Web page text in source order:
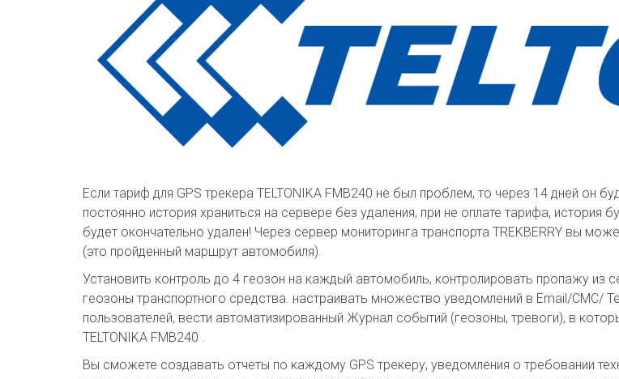
Если тариф для GPS трекера TELTONIKA FMB240 не был проблем, то через 14 дней он
постоянно история храниться на сервере без удаления, при не оплате тарифа, история
будет окончательно удален! Через сервер мониторинга транспорта TREKBERRY вы
(это пройденный маршрут автомобиля).
Установить контроль до 4 геозон на каждый автомобиль, контролировать пропажу из
геозоны транспортного средства. настраивать множество уведомлений в Email/СМС/
пользователей, вести автоматизированный Журнал событий (геозоны, тревоги), в
TELTONIKA FMB240 .
Вы сможете создавать отчеты по каждому GPS трекеру, уведомления о требовании